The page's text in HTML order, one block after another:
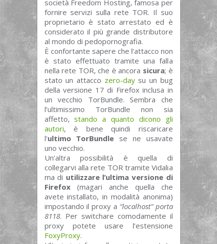
società Freedom Hosting, famosa per
fornire servizi sulla rete TOR. Il suo
proprietario è stato arrestato ed è
considerato il più grande distributore
al mondo di pedopornografia.
È confortante sapere che l’attacco non
è stato effettuato tramite una falla
nella rete TOR, che è ancora sicura; è
stato un attacco zero-day su un bug
della versione 17 di Firefox inclusa in
un vecchio TorBundle. Sembra che
l’ultimissimo TorBundle non sia
affetto,stando a quanto dicono gli
autori, è bene quindi riscaricare
l’ultimo TorBundle se ne usavate
uno vecchio.
Un’altra possibilità è quella di
collegarvi alla rete TOR tramite Vidalia
ma di utilizzare l’ultima versione di
Firefox(magari anche quella che
avete installato, in modalità anonima)
impostando il proxy a “localhost” porta
8118. Per switchare comodamente il
proxy potete usare l’estensione
FoxyProxy.